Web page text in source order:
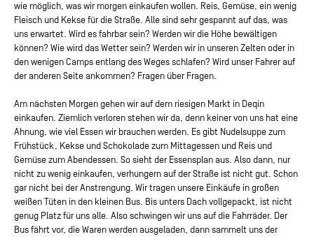
wie möglich, was wir morgen einkaufen wollen. Reis, Gemüse, ein wenig
Fleisch und Kekse für die Straße. Alle sind sehr gespannt auf das, was
uns erwartet. Wird es fahrbar sein? Werden wir die Höhe bewältigen
können? Wie wird das Wetter sein? Werden wir in unseren Zelten oder in
den wenigen Camps entlang des Weges schlafen? Wird unser Fahrer auf
der anderen Seite ankommen? Fragen über Fragen.
Am nächsten Morgen gehen wir auf dem riesigen Markt in Deqin
einkaufen. Ziemlich verloren stehen wir da, denn keiner von uns hat eine
Ahnung, wie viel Essen wir brauchen werden. Es gibt Nudelsuppe zum
Frühstück, Kekse und Schokolade zum Mittagessen und Reis und
Gemüse zum Abendessen. So sieht der Essensplan aus. Also dann, nur
nicht zu wenig einkaufen, verhungern auf der Straße ist nicht gut. Schon
gar nicht bei der Anstrengung. Wir tragen unsere Einkäufe in großen
weißen Tüten in den kleinen Bus. Bis unters Dach vollgepackt, ist nicht
genug Platz für uns alle. Also schwingen wir uns auf die Fahrräder. Der
Bus fährt vor, die Waren werden ausgeladen, dann sammelt uns der